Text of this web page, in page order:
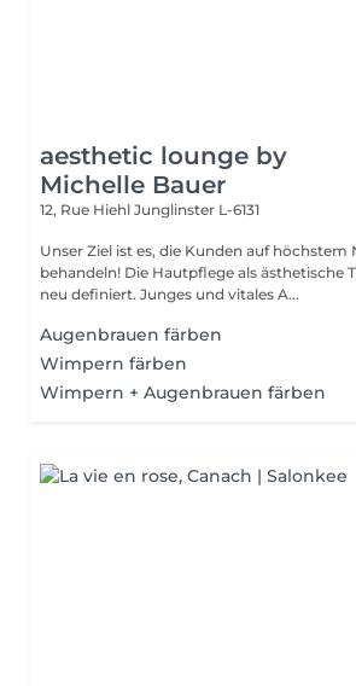
aesthetic lounge by
Michelle Bauer
12, Rue Hiehl Junglinster L-6131
Unser Ziel ist es, die Kunden auf höchstem
behandeln! Die Hautpflege als ästhetische
neu definiert. Junges und vitales A...
Augenbrauen färben
Wimpern färben
Wimpern + Augenbrauen färben